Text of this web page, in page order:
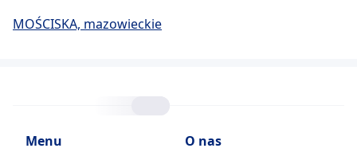
MOŚCISKA, mazowieckie
Menu O nas